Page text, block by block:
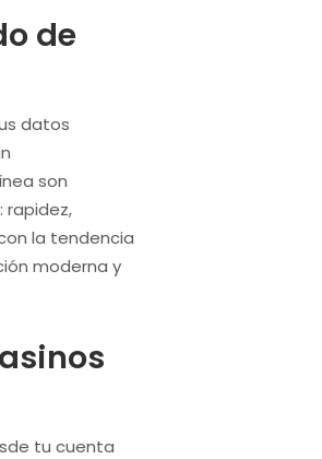
de
datos
son
la tendencia
moderna y
tu cuenta